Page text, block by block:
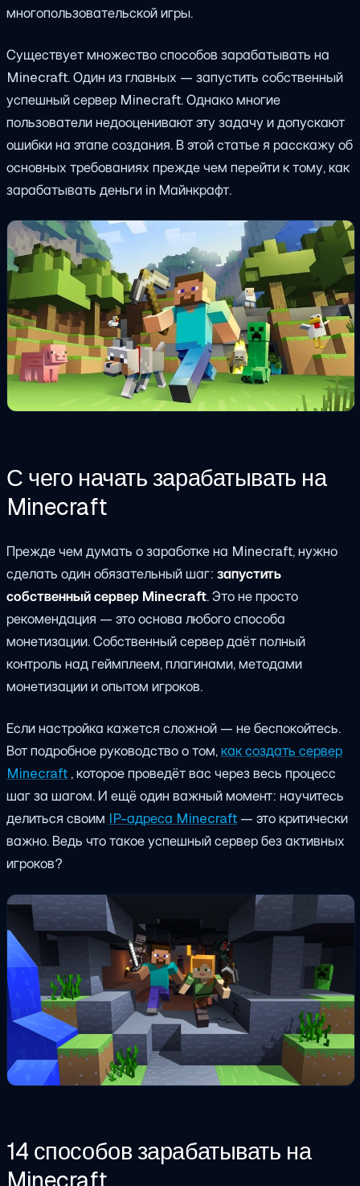
многопользовательской игры.
Существует множество способов зарабатывать на
Minecraft. Один из главных — запустить собственный
успешный сервер Minecraft. Однако многие
пользователи недооценивают эту задачу и допускают
ошибки на этапе создания. В этой статье я расскажу об
основных требованиях прежде чем перейти к тому, как
зарабатывать деньги in Майнкрафт.
С чего начать зарабатывать на
Minecraft
Прежде чем думать о заработке на Minecraft, нужно
сделать один обязательный шаг: запустить
собственный сервер Minecraft. Это не просто
рекомендация — это основа любого способа
монетизации. Собственный сервер даёт полный
контроль над геймплеем, плагинами, методами
монетизации и опытом игроков.
Если настройка кажется сложной — не беспокойтесь.
Вот подробное руководство о том,как создать сервер
Minecraft , которое проведёт вас через весь процесс
шаг за шагом. И ещё один важный момент: научитесь
делиться своим IP-адреса Minecraft — это критически
важно. Ведь что такое успешный сервер без активных
игроков?
14 способов зарабатывать на